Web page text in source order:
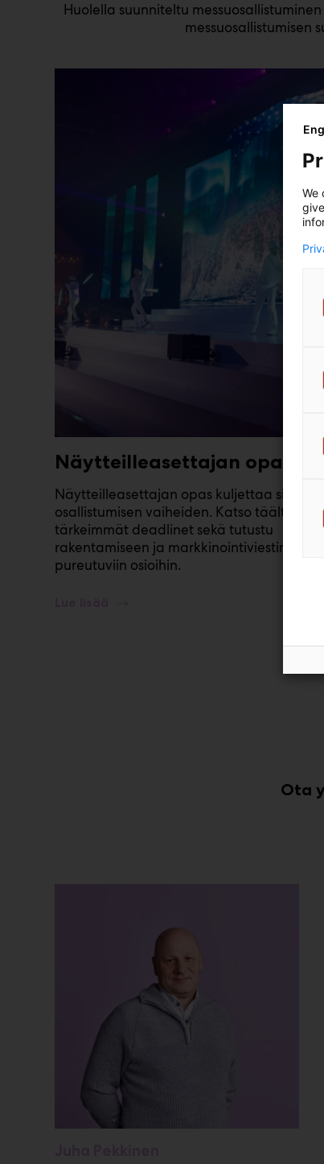
Huolella suunniteltu
messuosallistumisen
Näytteilleasettajan opas
Näytteilleasettajan opas kuljettaa sinut läpi
osallistumisen vaiheiden. Katso täältä
tärkeimmät deadlinet sekä tutustu
rakentamiseen ja markkinointiviestintään
pureutuviin osioihin.
Ota
We